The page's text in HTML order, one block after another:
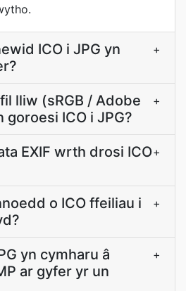
ICO i JPG yn
+
lliw (sRGB / Adobe
goroesi ICO i JPG?
+
EXIF wrth drosi ICO+
o ICO ffeiliau i
+
yn cymharu â
ar gyfer yr un
+